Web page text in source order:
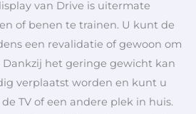
van Drive is uitermate
of benen te trainen. U kunt de
een revalidatie of gewoon om
het geringe gewicht kan
verplaatst worden en kunt u
TV of een andere plek in huis.